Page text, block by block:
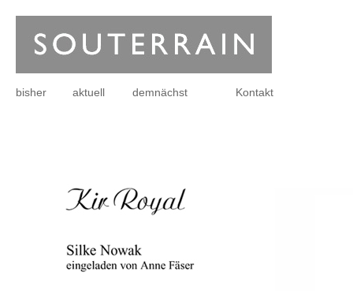
bisher aktuell demnächst Kontakt